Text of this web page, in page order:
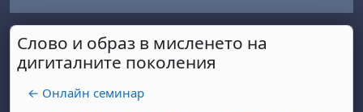
Слово и образ в мисленето на
дигиталните поколения
← Онлайн семинар